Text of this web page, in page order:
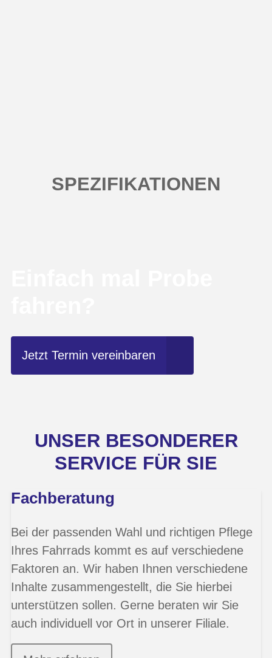
SPEZIFIKATIONEN
Jetzt Termin vereinbaren
UNSER BESONDERER
SERVICE FÜR SIE
Fachberatung
Bei der passenden Wahl und richtigen Pflege
Ihres Fahrrads kommt es auf verschiedene
Faktoren an. Wir haben Ihnen verschiedene
Inhalte zusammengestellt, die Sie hierbei
unterstützen sollen. Gerne beraten wir Sie
auch individuell vor Ort in unserer Filiale.